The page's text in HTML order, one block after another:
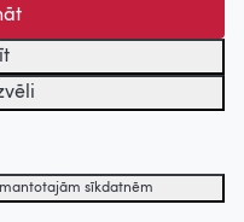
sīkdatnēm